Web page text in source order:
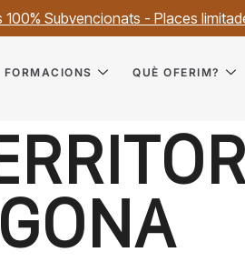
Subvencionats - Places
FORMACIONS QUÈ OFERIM?